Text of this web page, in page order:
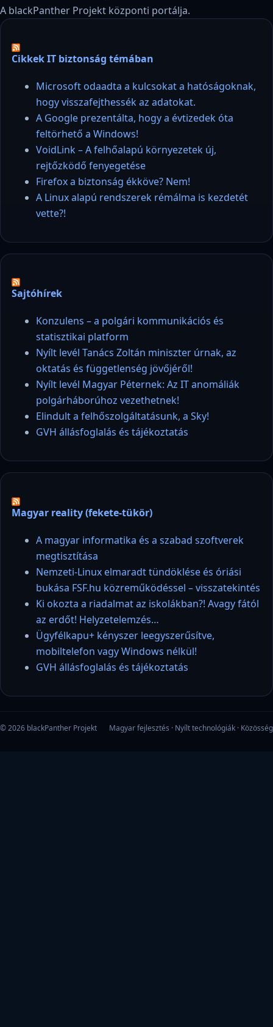
A blackPanther Projekt központi portálja.
Cikkek IT biztonság témában
Microsoft odaadta a kulcsokat a hatóságoknak,
hogy visszafejthessék az adatokat.
A Google prezentálta, hogy a évtizedek óta
feltörhető a Windows!
VoidLink – A felhőalapú környezetek új,
rejtőzködő fenyegetése
Firefox a biztonság ékköve? Nem!
A Linux alapú rendszerek rémálma is kezdetét
vette?!
Sajtóhírek
Konzulens – a polgári kommunikációs és
statisztikai platform
Nyílt levél Tanács Zoltán miniszter úrnak, az
oktatás és függetlenség jövőjéről!
Nyílt levél Magyar Péternek: Az IT anomáliák
polgárháborúhoz vezethetnek!
Elindult a felhőszolgáltatásunk, a Sky!
GVH állásfoglalás és tájékoztatás
Magyar reality (fekete-tükör)
A magyar informatika és a szabad szoftverek
megtisztítása
Nemzeti-Linux elmaradt tündöklése és óriási
bukása FSF.hu közreműködéssel – visszatekintés
Ki okozta a riadalmat az iskolákban?! Avagy fától
az erdőt! Helyzetelemzés…
Ügyfélkapu+ kényszer leegyszerűsítve,
mobiltelefon vagy Windows nélkül!
GVH állásfoglalás és tájékoztatás
© 2026 blackPanther Projekt Magyar fejlesztés · Nyílt technológiák · Közösség